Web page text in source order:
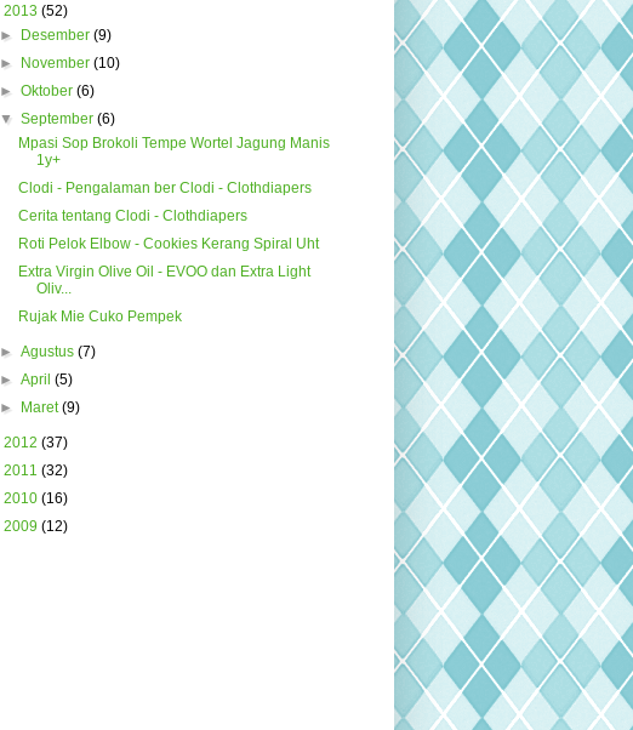
2013 (52)
►
Desember(9)
►
November(10)
►Oktober(6)
▼September(6)
Mpasi Sop Brokoli Tempe Wortel Jagung Manis
1y+
Clodi - Pengalaman ber Clodi - Clothdiapers
Cerita tentang Clodi - Clothdiapers
Roti Pelok Elbow - Cookies Kerang Spiral Uht
Extra Virgin Olive Oil - EVOO dan Extra Light
Oliv...
Rujak Mie Cuko Pempek
►Agustus(7)
►April(5)
►
Maret(9)
2012 (37)
2011 (32)
2010 (16)
2009 (12)